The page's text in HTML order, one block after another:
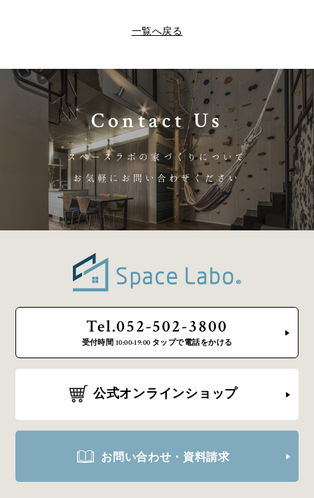
一覧へ戻る
Contact Us
スペースラボの家づくりについて
お気軽にお問い合わせください
Tel.052-502-3800
受付時間 10:00-19:00 タップで電話をかける
公式オンラインショップ
お問い合わせ・資料請求